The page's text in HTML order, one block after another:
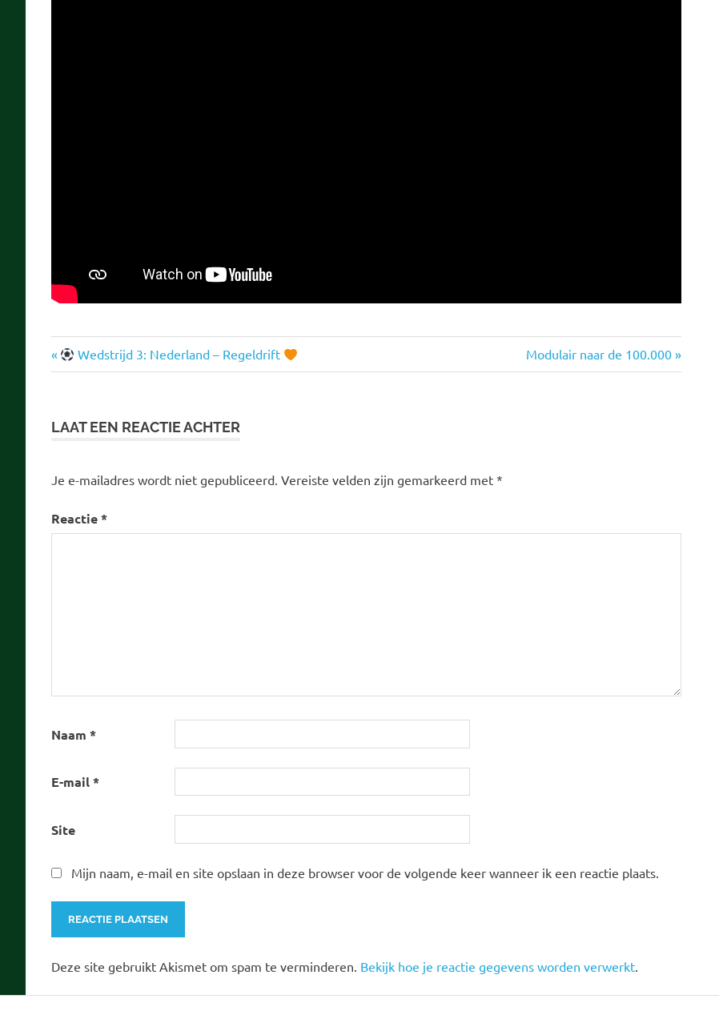
wk
Bericht
Vorige
bericht:
Wedstrijd 3: Nederland – Regeldrift
Volgende
bericht:
Modulair naar de 100.000
LAAT EEN REACTIE ACHTER
Je e-mailadres wordt niet gepubliceerd. Vereiste velden zijn gemarkeerd met *
Reactie*
Naam *
E-mail*
Site
Mijn naam, e-mail en site opslaan in deze browser voor de volgende keer wanneer ik een reactie plaats.
Deze site gebruikt Akismet om spam te verminderen. Bekijk hoe je reactie gegevens worden verwerkt